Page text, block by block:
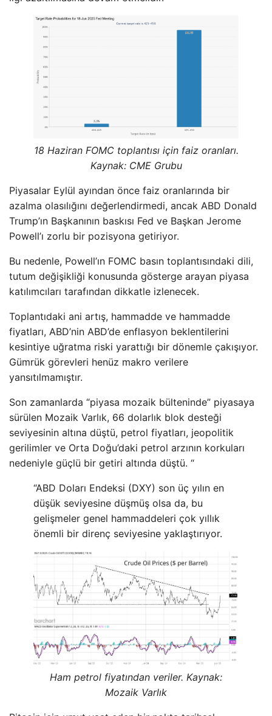
18 Haziran FOMC toplantısı için faiz oranları.
Kaynak: CME Grubu
Piyasalar Eylül ayından önce faiz oranlarında bir
azalma olasılığını değerlendirmedi, ancak ABD Donald
Trump’ın Başkanının baskısı Fed ve Başkan Jerome
Powell’ı zorlu bir pozisyona getiriyor.
Bu nedenle, Powell’ın FOMC basın toplantısındaki dili,
tutum değişikliği konusunda gösterge arayan piyasa
katılımcıları tarafından dikkatle izlenecek.
Toplantıdaki ani artış, hammadde ve hammadde
fiyatları, ABD’nin ABD’de enflasyon beklentilerini
kesintiye uğratma riski yarattığı bir dönemle çakışıyor.
Gümrük görevleri henüz makro verilere
yansıtılmamıştır.
Son zamanlarda “piyasa mozaik bülteninde” piyasaya
sürülen Mozaik Varlık, 66 dolarlık blok desteği
seviyesinin altına düştü, petrol fiyatları, jeopolitik
gerilimler ve Orta Doğu’daki petrol arzının korkuları
nedeniyle güçlü bir getiri altında düştü. “
“ABD Doları Endeksi (DXY) son üç yılın en
düşük seviyesine düşmüş olsa da, bu
gelişmeler genel hammaddeleri çok yıllık
önemli bir direnç seviyesine yaklaştırıyor.
Ham petrol fiyatından veriler. Kaynak:
Mozaik Varlık